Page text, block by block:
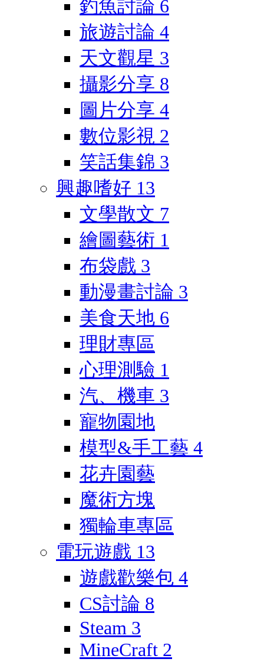
釣魚討論 6
旅遊討論 4
天文觀星 3
攝影分享 8
圖片分享 4
數位影視 2
笑話集錦 3
興趣嗜好 13
文學散文 7
繪圖藝術 1
布袋戲 3
動漫畫討論 3
美食天地 6
理財專區
心理測驗 1
汽、機車 3
寵物園地
模型&手工藝 4
花卉園藝
魔術方塊
獨輪車專區
電玩遊戲 13
遊戲歡樂包 4
CS討論 8
Steam 3
MineCraft 2